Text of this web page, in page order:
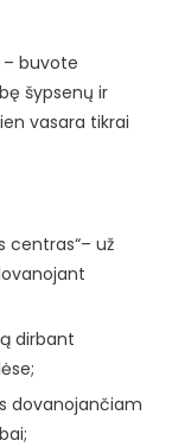
– buvote
šypsenų ir
vasara tikrai
centras“– už
dirbant
dovanojančiam